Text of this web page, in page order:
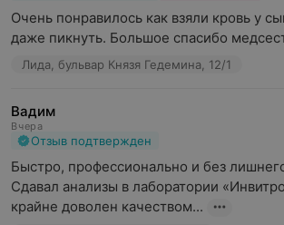
гормональные исследования;
исследования иммунологического
цитологические исследования;
COVID-19;
диагностика патологий печени без
дисбиотические состояния
Очень понравилось как взяли кровь у
даже пикнуть. Большое спасибо
Лида, бульвар Князя Гедемина, 12/1
Вадим
Вчера
Отзыв подтвержден
Быстро, профессионально и без
Сдавал анализы в лаборатории
крайне доволен качеством...